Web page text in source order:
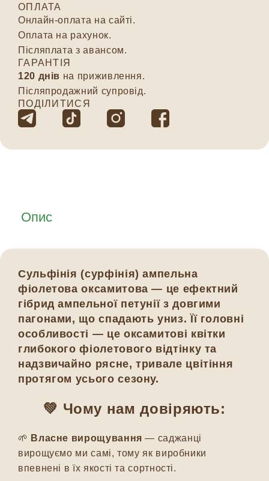
ОПЛАТА
Онлайн-оплата на сайті.
Оплата на рахунок.
Післяплата з авансом.
ГАРАНТІЯ
120 днів на приживлення.
Післяпродажний супровід.
ПОДІЛИТИСЯ
Опис
Сульфінія (сурфінія) ампельна
фіолетова оксамитова — це ефектний
гібрид ампельної петунії з довгими
пагонами, що спадають униз. Її головні
особливості — це оксамитові квітки
глибокого фіолетового відтінку та
надзвичайно рясне, тривале цвітіння
протягом усього сезону.
💚 Чому нам довіряють:
🌱 Власне вирощування — саджанці
вирощуємо ми самі, тому як виробники
впевнені в їх якості та сортності.